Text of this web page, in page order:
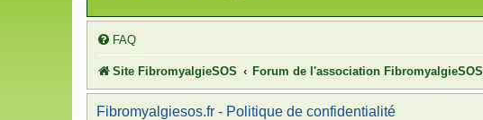
FAQ
Site FibromyalgieSOS Forum de l'association FibromyalgieSOS
Fibromyalgiesos.fr - Politique de confidentialité